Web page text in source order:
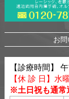
お
【診療時間】
【休 診 日】水
※土日祝も通常